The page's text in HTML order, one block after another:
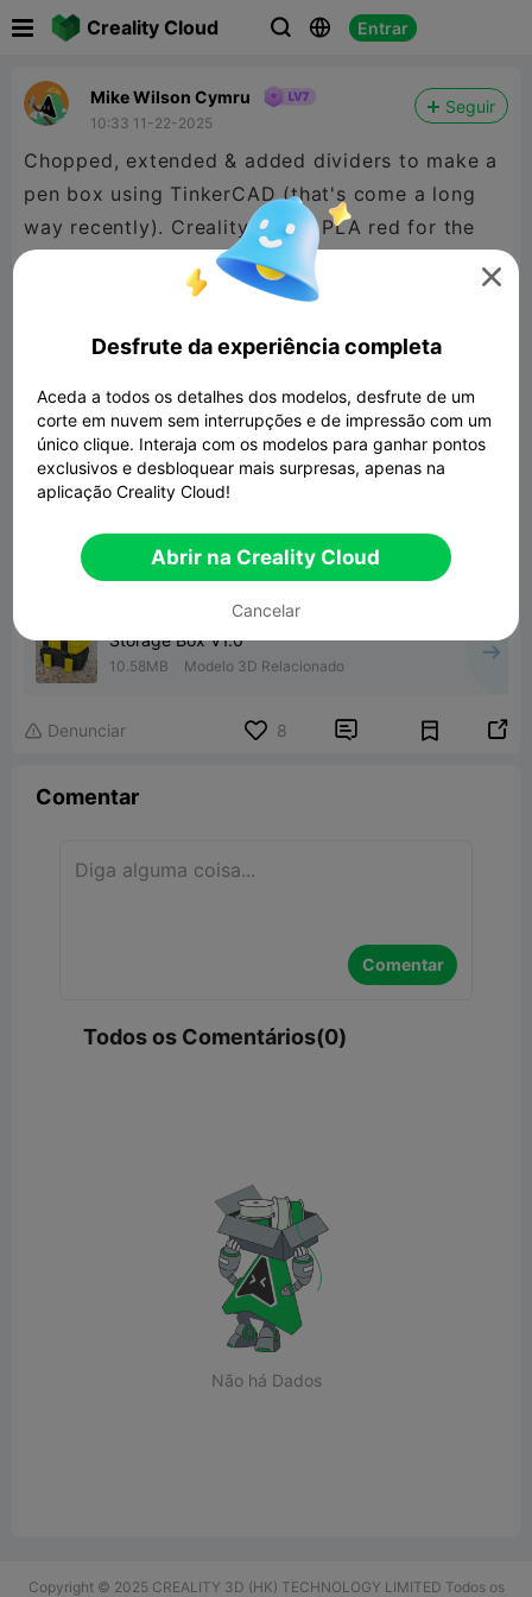
Creality Cloud   Entrar
Mike Wilson Cymru
10:33 11-22-2025
Seguir
Chopped, extended & added dividers to make a
pen box using TinkerCAD (that's come a long
way recently). Creality Hyper PLA red for the
box, Hyper PLA Carbon Filled for the latches.
I've made several of these boxes, it's the best
Storage Box V1.0
10.58MB Modelo 3D Relacionado
 Denunciar 8  
Comentar
Comentar
Todos os Comentários(0)
Não há Dados
Copyright © 2025 CREALITY 3D (HK) TECHNOLOGY LIMITED Todos os

Desfrute da experiência completa
Aceda a todos os detalhes dos modelos, desfrute de um
corte em nuvem sem interrupções e de impressão com um
único clique. Interaja com os modelos para ganhar pontos
exclusivos e desbloquear mais surpresas, apenas na
aplicação Creality Cloud!
Abrir na Creality Cloud
Cancelar